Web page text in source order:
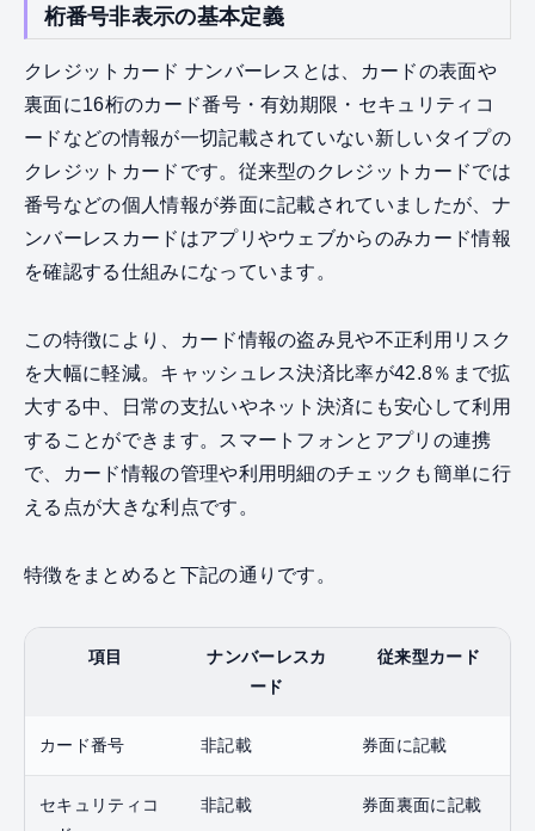
桁番号非表示の基本定義
クレジットカード ナンバーレスとは、カードの表面や
裏面に16桁のカード番号・有効期限・セキュリティコ
ードなどの情報が一切記載されていない新しいタイプの
クレジットカードです。従来型のクレジットカードでは
番号などの個人情報が券面に記載されていましたが、ナ
ンバーレスカードはアプリやウェブからのみカード情報
を確認する仕組みになっています。
この特徴により、カード情報の盗み見や不正利用リスク
を大幅に軽減。キャッシュレス決済比率が42.8％まで拡
大する中、日常の支払いやネット決済にも安心して利用
することができます。スマートフォンとアプリの連携
で、カード情報の管理や利用明細のチェックも簡単に行
える点が大きな利点です。
特徴をまとめると下記の通りです。
項目
ナンバーレスカ
ード
従来型カード
カード番号 非記載 券面に記載
セキュリティコ
非記載 券面裏面に記載